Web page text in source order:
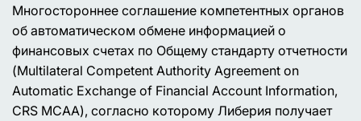
Многостороннее соглашение компетентных органов
об автоматическом обмене информацией о
финансовых счетах по Общему стандарту отчетности
(Multilateral Competent Authority Agreement on
Automatic Exchange of Financial Account Information,
CRS MCAA), согласно которому Либерия получает